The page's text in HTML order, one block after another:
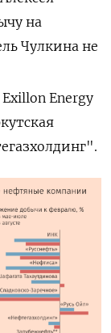
на
Чулкина не
Energy